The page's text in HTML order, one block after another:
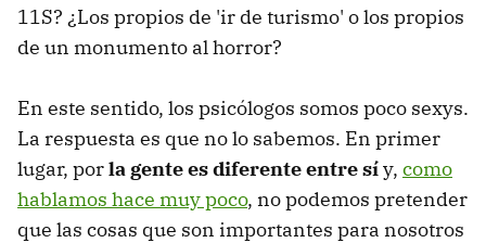
11S? ¿Los propios de 'ir de turismo' o los propios
de un monumento al horror?
En este sentido, los psicólogos somos poco sexys.
La respuesta es que no lo sabemos. En primer
lugar, porla gente es diferente entre síy, como
hablamos hace muy poco, no podemos pretender
que las cosas que son importantes para nosotros